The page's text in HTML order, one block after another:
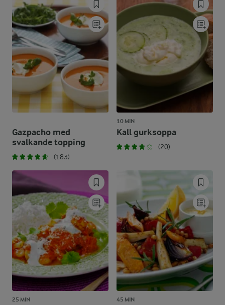
Gazpacho med
svalkande topping
(183)
10 MIN
Kall gurksoppa
(20)
25 MIN 45 MIN